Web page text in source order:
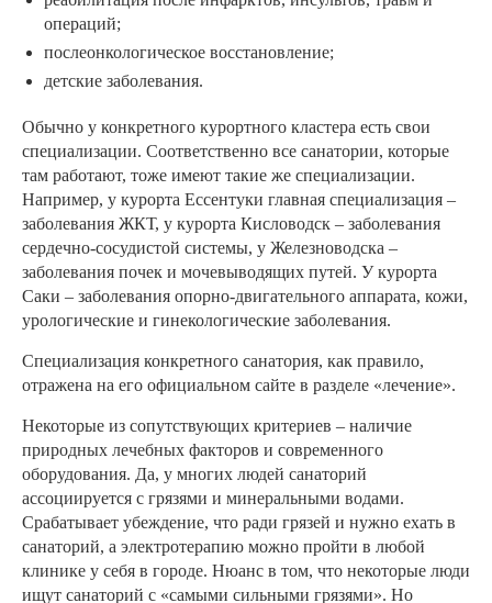
операций;
послеонкологическое восстановление;
детские заболевания.
Обычно у конкретного курортного кластера есть свои
специализации. Соответственно все санатории, которые
там работают, тоже имеют такие же специализации.
Например, у курорта Ессентуки главная специализация –
заболевания ЖКТ, у курорта Кисловодск – заболевания
сердечно-сосудистой системы, у Железноводска –
заболевания почек и мочевыводящих путей. У курорта
Саки – заболевания опорно-двигательного аппарата, кожи,
урологические и гинекологические заболевания.
Специализация конкретного санатория, как правило,
отражена на его официальном сайте в разделе «лечение».
Некоторые из сопутствующих критериев – наличие
природных лечебных факторов и современного
оборудования. Да, у многих людей санаторий
ассоциируется с грязями и минеральными водами.
Срабатывает убеждение, что ради грязей и нужно ехать в
санаторий, а электротерапию можно пройти в любой
клинике у себя в городе. Нюанс в том, что некоторые люди
ищут санаторий с «самыми сильными грязями». Но